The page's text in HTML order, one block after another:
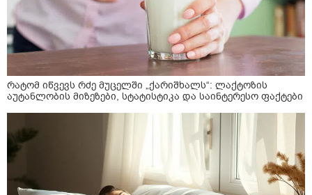
რატომ იწვევს რძე მუცელში „ქარიშხალს“: ლაქტოზის
აუტანლობის მიზეზები, სტატისტიკა და საინტერესო ფაქტები